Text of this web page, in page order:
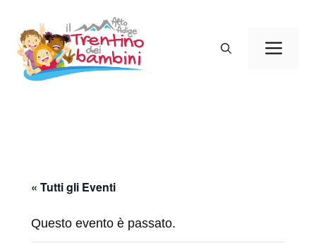
contenuto
« Tutti gli Eventi
Questo evento è passato.